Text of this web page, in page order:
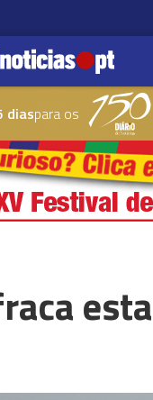
diaspara os